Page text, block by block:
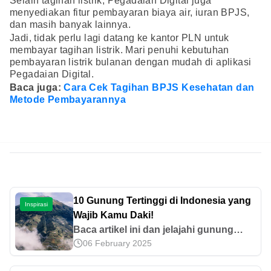
menyediakan fitur pembayaran biaya air, iuran BPJS,
dan masih banyak lainnya.
Jadi, tidak perlu lagi datang ke kantor PLN untuk
membayar tagihan listrik. Mari penuhi kebutuhan
pembayaran listrik bulanan dengan mudah di aplikasi
Pegadaian Digital.
Baca juga:Cara Cek Tagihan BPJS Kesehatan dan
Metode Pembayarannya
Inspirasi
10 Gunung Tertinggi di Indonesia yang
Wajib Kamu Daki!
Baca artikel ini dan jelajahi gunung
tertinggi di Indonesia dengan
keindahan yang memukau. Ada yang
06 February 2025